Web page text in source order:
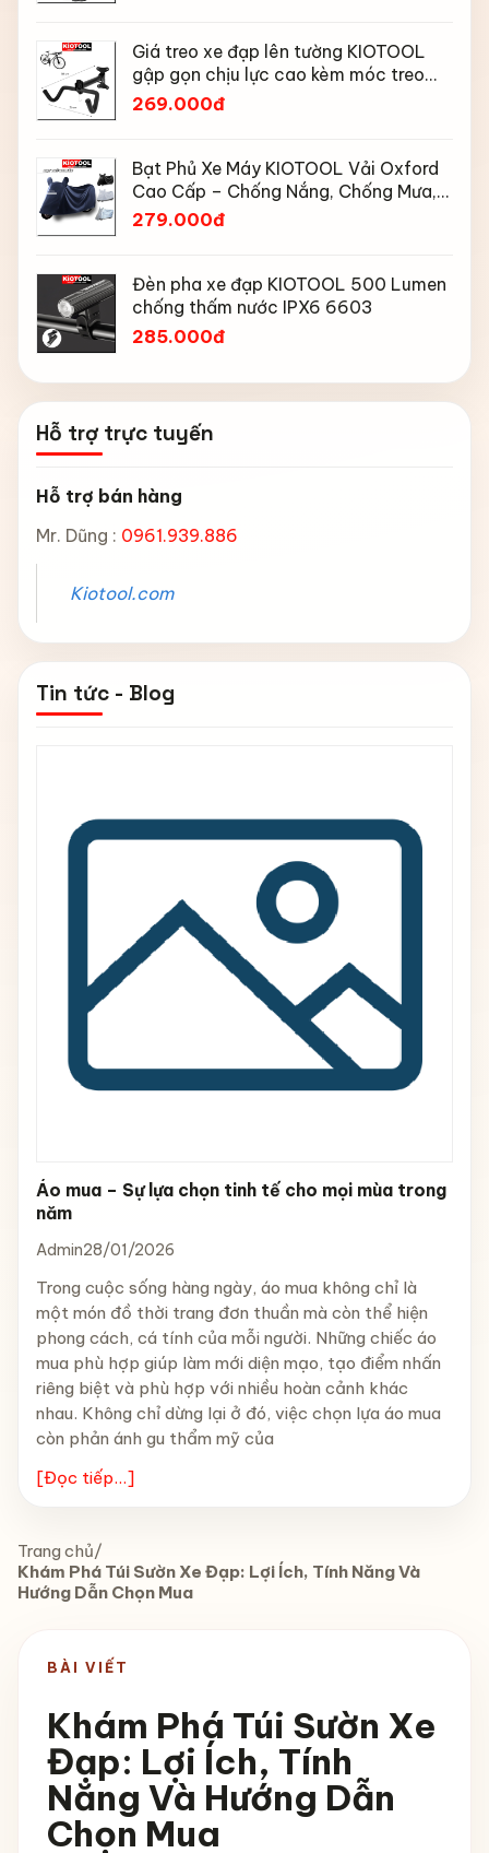
Giá treo xe đạp lên tường KIOTOOL
gập gọn chịu lực cao kèm móc treo
mũ bảo hiểm
269.000đ
Bạt Phủ Xe Máy KIOTOOL Vải Oxford
Cao Cấp – Chống Nắng, Chống Mưa,
Chống Bụi, Chống Tia UV, Có Phản
279.000đ
Đèn pha xe đạp KIOTOOL 500 Lumen
chống thấm nước IPX6 6603
285.000đ
Hỗ trợ trực tuyến
Hỗ trợ bán hàng
Mr. Dũng : 0961.939.886
Kiotool.com
Tin tức - Blog
Áo mua – Sự lựa chọn tinh tế cho mọi mùa trong
năm
Admin28/01/2026
Trong cuộc sống hàng ngày, áo mua không chỉ là
một món đồ thời trang đơn thuần mà còn thể hiện
phong cách, cá tính của mỗi người. Những chiếc áo
mua phù hợp giúp làm mới diện mạo, tạo điểm nhấn
riêng biệt và phù hợp với nhiều hoàn cảnh khác
nhau. Không chỉ dừng lại ở đó, việc chọn lựa áo mua
còn phản ánh gu thẩm mỹ của
[Đọc tiếp...]
Trang chủ/
Khám Phá Túi Sườn Xe Đạp: Lợi Ích, Tính Năng Và
Hướng Dẫn Chọn Mua
BÀI VIẾT
Khám Phá Túi Sườn Xe
Đạp: Lợi Ích, Tính
Năng Và Hướng Dẫn
Chọn Mua